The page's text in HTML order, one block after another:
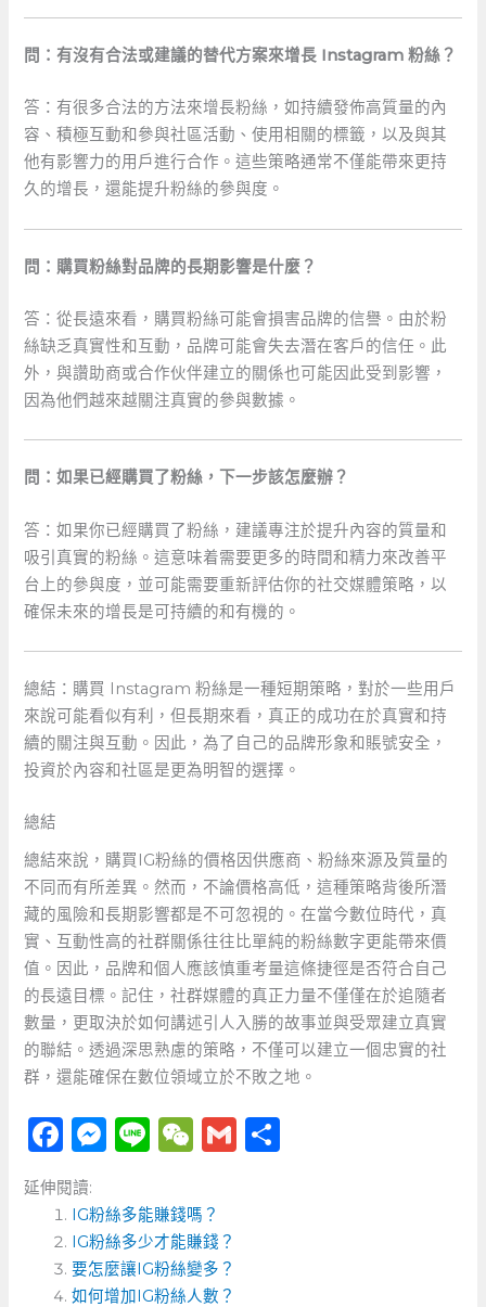
問：有沒有合法或建議的替代方案來增長 Instagram 粉絲？
答：有很多合法的方法來增長粉絲，如持續發佈高質量的內
容、積極互動和參與社區活動、使用相關的標籤，以及與其
他有影響力的用戶進行合作。這些策略通常不僅能帶來更持
久的增長，還能提升粉絲的參與度。
問：購買粉絲對品牌的長期影響是什麼？
答：從長遠來看，購買粉絲可能會損害品牌的信譽。由於粉
絲缺乏真實性和互動，品牌可能會失去潛在客戶的信任。此
外，與讚助商或合作伙伴建立的關係也可能因此受到影響，
因為他們越來越關注真實的參與數據。
問：如果已經購買了粉絲，下一步該怎麼辦？
答：如果你已經購買了粉絲，建議專注於提升內容的質量和
吸引真實的粉絲。這意味着需要更多的時間和精力來改善平
台上的參與度，並可能需要重新評估你的社交媒體策略，以
確保未來的增長是可持續的和有機的。
總結：購買 Instagram 粉絲是一種短期策略，對於一些用戶
來說可能看似有利，但長期來看，真正的成功在於真實和持
續的關注與互動。因此，為了自己的品牌形象和賬號安全，
投資於內容和社區是更為明智的選擇。
總結
總結來說，購買IG粉絲的價格因供應商、粉絲來源及質量的
不同而有所差異。然而，不論價格高低，這種策略背後所潛
藏的風險和長期影響都是不可忽視的。在當今數位時代，真
實、互動性高的社群關係往往比單純的粉絲數字更能帶來價
值。因此，品牌和個人應該慎重考量這條捷徑是否符合自己
的長遠目標。記住，社群媒體的真正力量不僅僅在於追隨者
數量，更取決於如何講述引人入勝的故事並與受眾建立真實
的聯結。透過深思熟慮的策略，不僅可以建立一個忠實的社
群，還能確保在數位領域立於不敗之地。
F
a
c
e
b
M
ss
e
n
Li
e
W
C
h
a
G
延伸閱讀:
IG粉絲多能賺錢嗎？
IG粉絲多少才能賺錢？
要怎麼讓IG粉絲變多？
如何增加IG粉絲人數？